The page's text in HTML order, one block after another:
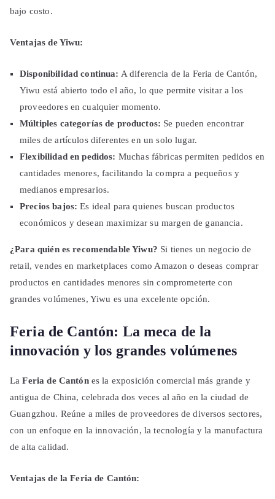
bajo costo.
Ventajas de Yiwu:
Disponibilidad continua: A diferencia de la Feria de Cantón,
Yiwu está abierto todo el año, lo que permite visitar a los
proveedores en cualquier momento.
Múltiples categorías de productos: Se pueden encontrar
miles de artículos diferentes en un solo lugar.
Flexibilidad en pedidos: Muchas fábricas permiten pedidos en
cantidades menores, facilitando la compra a pequeños y
medianos empresarios.
Precios bajos: Es ideal para quienes buscan productos
económicos y desean maximizar su margen de ganancia.
¿Para quién es recomendable Yiwu? Si tienes un negocio de
retail, vendes en marketplaces como Amazon o deseas comprar
productos en cantidades menores sin comprometerte con
grandes volúmenes, Yiwu es una excelente opción.
Feria de Cantón: La meca de la
innovación y los grandes volúmenes
LaFeria de Cantónes la exposición comercial más grande y
antigua de China, celebrada dos veces al año en la ciudad de
Guangzhou. Reúne a miles de proveedores de diversos sectores,
con un enfoque en la innovación, la tecnología y la manufactura
de alta calidad.
Ventajas de la Feria de Cantón: